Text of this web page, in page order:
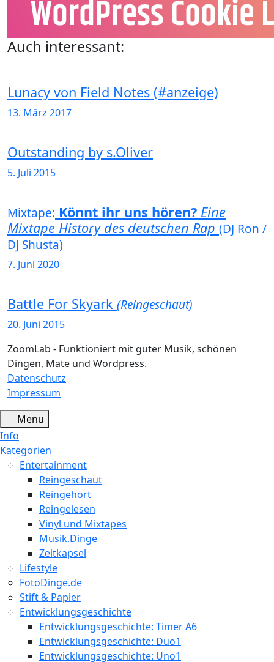
Auch interessant:
Lunacy von Field Notes (#anzeige)
13. März 2017
Outstanding by s.Oliver
5. Juli 2015
Mixtape: Könnt ihr uns hören? Eine
Mixtape History des deutschen Rap (DJ Ron /
DJ Shusta)
7. Juni 2020
Battle For Skyark (Reingeschaut)
20. Juni 2015
ZoomLab - Funktioniert mit guter Musik, schönen
Dingen, Mate und Wordpress.
Datenschutz
Impressum
Menu
Info
Kategorien
Entertainment
Reingeschaut
Reingehört
Reingelesen
Vinyl und Mixtapes
Musik.Dinge
Zeitkapsel
Lifestyle
FotoDinge.de
Stift & Papier
Entwicklungsgeschichte
Entwicklungsgeschichte: Timer A6
Entwicklungsgeschichte: Duo1
Entwicklungsgeschichte: Uno1